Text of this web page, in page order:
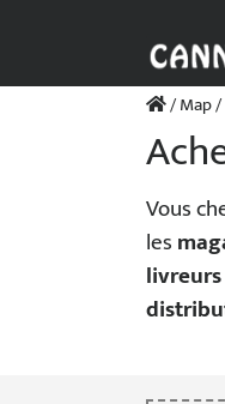
/Map/
Vous
les
livreurs